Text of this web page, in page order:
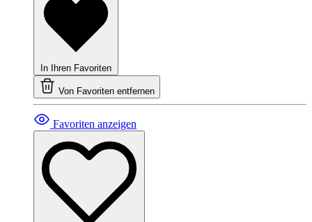
In Ihren Favoriten
Von Favoriten entfernen
Favoriten anzeigen